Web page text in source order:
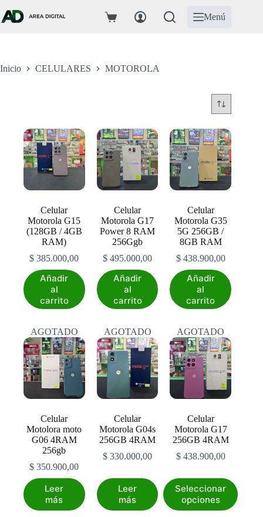
al
contenido
Carro
Menú
Inicio CELULARES MOTOROLA
Celular
Motorola G15
(128GB / 4GB
RAM)
$ 385.000,00
Añadir
al
carrito
Celular
Motorola G17
Power 8 RAM
256Ggb
$ 495.000,00
Añadir
al
carrito
Celular
Motorola G35
5G 256GB /
8GB RAM
$438.900,00
Añadir
al
carrito
AGOTADO
Celular
Motolora moto
G06 4RAM
256gb
$ 350.900,00
Leer
más
AGOTADO
Celular
Motorola G04s
256GB 4RAM
$ 330.000,00
Leer
más
AGOTADO
Celular
Motorola G17
256GB 4RAM
$438.900,00
Seleccionar
opciones
Este
producto
tiene